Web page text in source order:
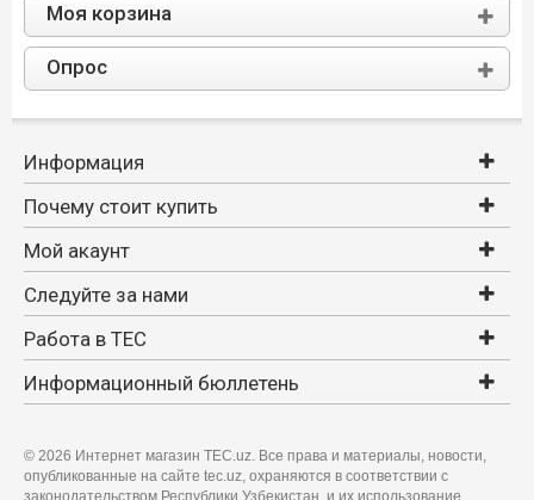
Моя корзина
Опрос
Информация
Почему стоит купить
Мой акаунт
Следуйте за нами
Работа в TEC
Информационный бюллетень
© 2026 Интернет магазин TEC.uz. Все права и материалы, новости,
опубликованные на сайте tec.uz, охраняются в соответствии с
законодательством Республики Узбекистан, и их использование